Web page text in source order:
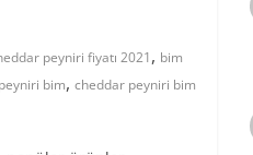
peyniri fiyatı 2021, bim
bim, cheddar peyniri bim